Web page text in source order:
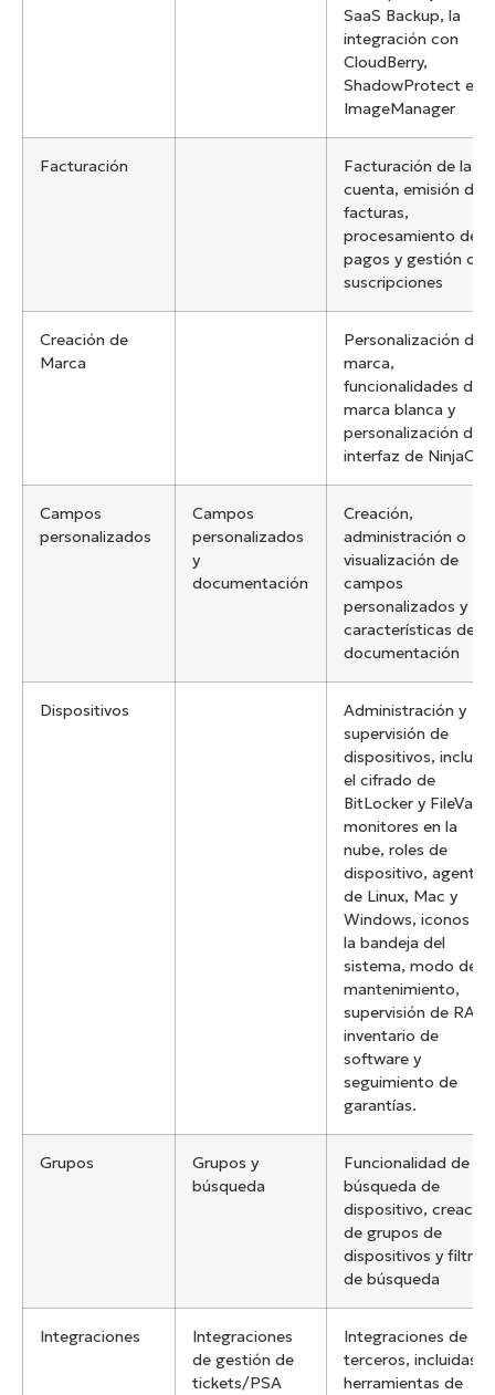
SaaS Backup, la
integración con
CloudBerry,
ShadowProtect e
ImageManager
Facturación
Facturación de la
cuenta, emisión de
facturas,
procesamiento de
pagos y gestión de
suscripciones
Creación de
Marca
Personalización de
marca,
funcionalidades de
marca blanca y
personalización de
interfaz de NinjaOne
Campos
personalizados
Campos
personalizados
y
documentación
Creación,
administración o
visualización de
campos
personalizados y
características de
documentación
Dispositivos
Administración y
supervisión de
dispositivos, incluido
el cifrado de
BitLocker y FileVault,
monitores en la
nube, roles de
dispositivo, agente
de Linux, Mac y
Windows, iconos de
la bandeja del
sistema, modo de
mantenimiento,
supervisión de RAID,
inventario de
software y
seguimiento de
garantías.
Grupos
Grupos y
búsqueda
Funcionalidad de
búsqueda de
dispositivo, creación
de grupos de
dispositivos y filtros
de búsqueda
Integraciones
Integraciones
de gestión de
tickets/PSA
Integraciones de
terceros, incluidas
herramientas de